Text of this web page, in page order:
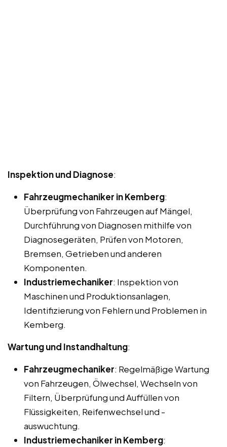
Inspektion und Diagnose:
Fahrzeugmechaniker in Kemberg:
Überprüfung von Fahrzeugen auf Mängel,
Durchführung von Diagnosen mithilfe von
Diagnosegeräten, Prüfen von Motoren,
Bremsen, Getrieben und anderen
Komponenten.
Industriemechaniker: Inspektion von
Maschinen und Produktionsanlagen,
Identifizierung von Fehlern und Problemen in
Kemberg.
Wartung und Instandhaltung:
Fahrzeugmechaniker: Regelmäßige Wartung
von Fahrzeugen, Ölwechsel, Wechseln von
Filtern, Überprüfung und Auffüllen von
Flüssigkeiten, Reifenwechsel und -
auswuchtung.
Industriemechaniker in Kemberg: